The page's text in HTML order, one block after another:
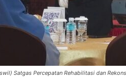
Satgas Percepatan Rehabilitasi dan